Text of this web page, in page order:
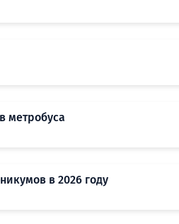
метробуса
в 2026 году